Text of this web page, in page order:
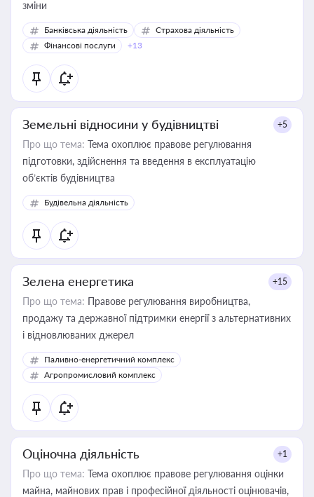
зміни
Банківська діяльність
Страхова діяльність
Фінансові послуги
+13
Земельні відносини у будівництві +5
Про що тема: Тема охоплює правове регулювання
підготовки, здійснення та введення в експлуатацію
об’єктів будівництва
Будівельна діяльність
Зелена енергетика +15
Про що тема: Правове регулювання виробництва,
продажу та державної підтримки енергії з альтернативних
і відновлюваних джерел
Паливно-енергетичний комплекс
Агропромисловий комплекс
Оціночна діяльність +1
Про що тема: Тема охоплює правове регулювання оцінки
майна, майнових прав і професійної діяльності оцінювачів,